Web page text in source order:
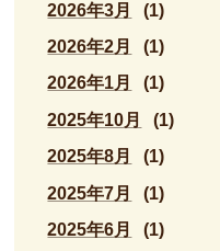
2026年3月
(1)
2026年2月
(1)
2026年1月
(1)
2025年10月
(1)
2025年8月
(1)
2025年7月
(1)
2025年6月
(1)